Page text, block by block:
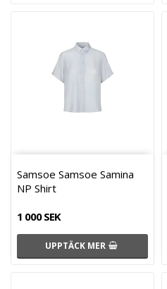
Samsoe Samsoe Samina
NP Shirt
1 000 SEK
UPPTÄCK MER